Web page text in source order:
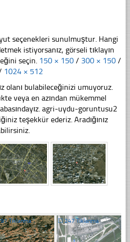
seçenekleri sunulmuştur. Hangi
istiyorsanız, görseli tıklayın
seçin. 150 × 150 / 300 × 150 /
1024 × 512
olanı bulabileceğinizi umuyoruz.
veya en azından mükemmel
agri-uydu-goruntusu2
teşekkür ederiz. Aradığınız
Tıklanma ☐247 Tıklanma